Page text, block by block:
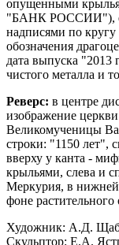
опущенными
"БАНК РОССИИ"),
надписями по
обозначения
дата выпуска "2013
чистого металла и
Реверс: в центре
изображение
Великомученицы
строки: "1150 лет",
вверху у канта -
крыльями, слева и
Меркурия, в
фоне растительного
Художник: А.Д.
Скульптор: Е.А.